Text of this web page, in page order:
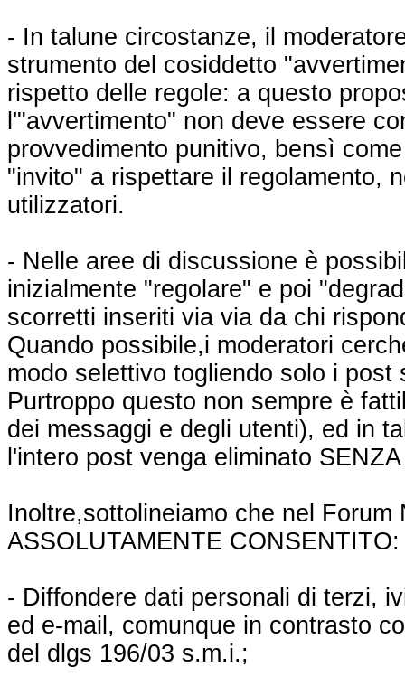
- In talune circostanze, il
strumento del cosiddetto
rispetto delle regole: a questo
l'"avvertimento" non deve essere
provvedimento punitivo, bensì
"invito" a rispettare il regolamento,
utilizzatori.
- Nelle aree di discussione è
inizialmente "regolare" e poi
scorretti inseriti via via da chi
Quando possibile,i moderatori
modo selettivo togliendo solo i post
Purtroppo questo non sempre è
dei messaggi e degli utenti), ed in
l'intero post venga eliminato
Inoltre,sottolineiamo che nel Forum
ASSOLUTAMENTE CONSENTITO:
- Diffondere dati personali di terzi,
ed e-mail, comunque in contrasto
del dlgs 196/03 s.m.i.;